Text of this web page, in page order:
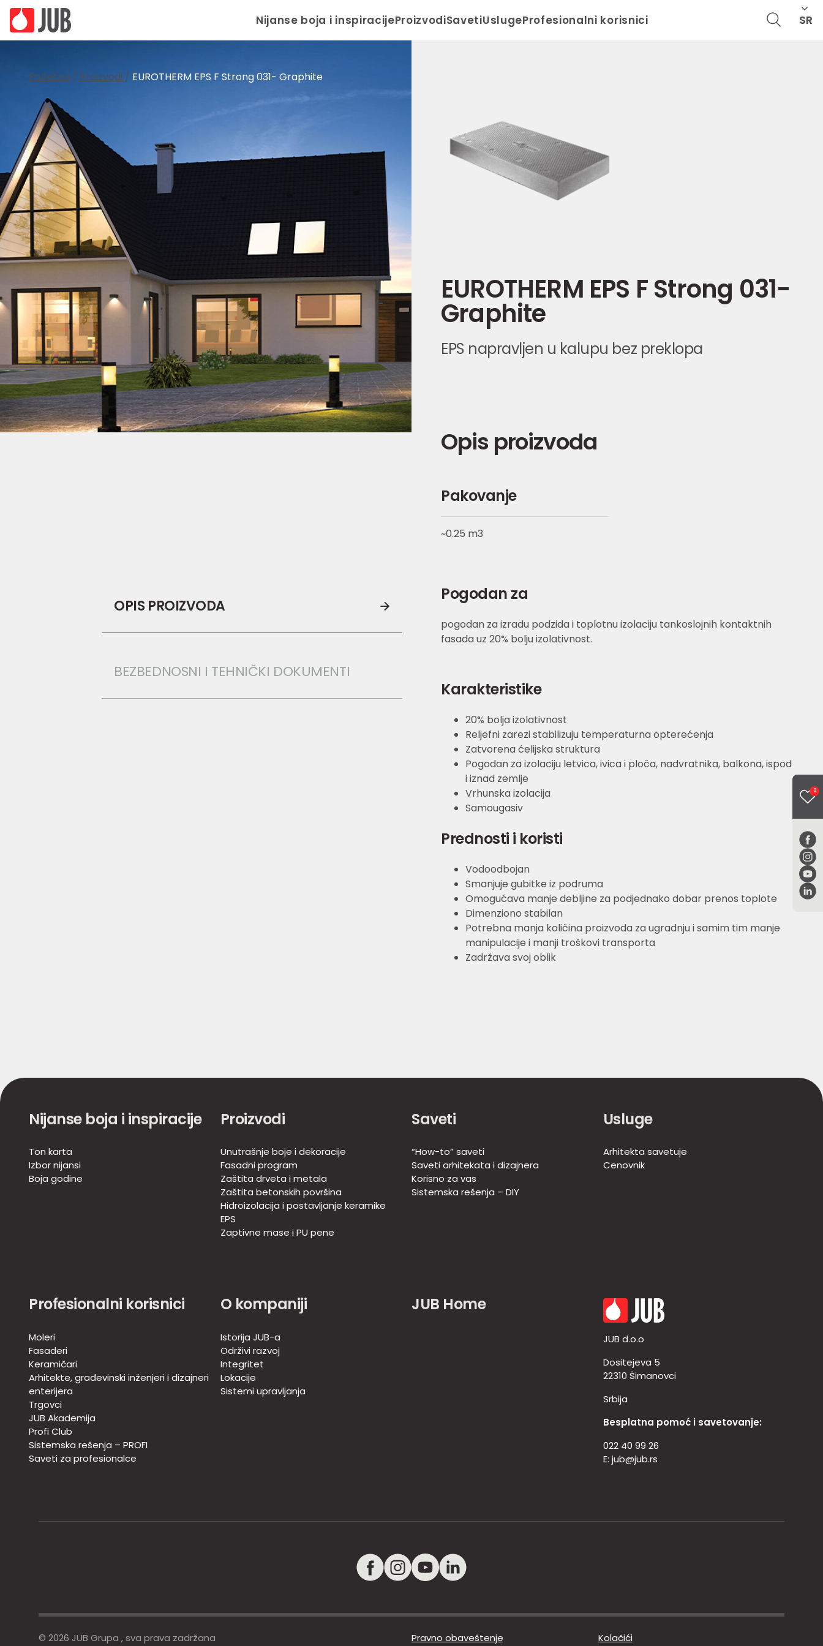
Nijanse boja i inspiracijeProizvodiSavetiUslugeProfesionalni korisnici SR
0
Početna / Proizvodi / EUROTHERM EPS F Strong 031- Graphite
OPIS PROIZVODA
BEZBEDNOSNI I TEHNIČKI DOKUMENTI
EUROTHERM EPS F Strong 031-
Graphite
EPS napravljen u kalupu bez preklopa
Opis proizvoda
Pakovanje
~0.25 m3
Pogodan za
pogodan za izradu podzida i toplotnu izolaciju tankoslojnih kontaktnih
fasada uz 20% bolju izolativnost.
Karakteristike
20% bolja izolativnost
Reljefni zarezi stabilizuju temperaturna opterećenja
Zatvorena ćelijska struktura
Pogodan za izolaciju letvica, ivica i ploča, nadvratnika, balkona, ispod
i iznad zemlje
Vrhunska izolacija
Samougasiv
Prednosti i koristi
Vodoodbojan
Smanjuje gubitke iz podruma
Omogućava manje debljine za podjednako dobar prenos toplote
Dimenziono stabilan
Potrebna manja količina proizvoda za ugradnju i samim tim manje
manipulacije i manji troškovi transporta
Zadržava svoj oblik
Nijanse boja i inspiracije
Ton karta
Izbor nijansi
Boja godine
Proizvodi
Unutrašnje boje i dekoracije
Fasadni program
Zaštita drveta i metala
Zaštita betonskih površina
Hidroizolacija i postavljanje keramike
EPS
Zaptivne mase i PU pene
Saveti
“How-to” saveti
Saveti arhitekata i dizajnera
Korisno za vas
Sistemska rešenja – DIY
Usluge
Arhitekta savetuje
Cenovnik
Profesionalni korisnici
Moleri
Fasaderi
Keramičari
Arhitekte, građevinski inženjeri i dizajneri
enterijera
Trgovci
JUB Akademija
Profi Club
Sistemska rešenja – PROFI
Saveti za profesionalce
O kompaniji
Istorija JUB-a
Održivi razvoj
Integritet
Lokacije
Sistemi upravljanja
JUB Home
JUB d.o.o
Dositejeva 5
22310 Šimanovci
Srbija
Besplatna pomoć i savetovanje:
022 40 99 26
E: jub@jub.rs
© 2026 JUB Grupa , sva prava zadržana Pravno obaveštenje Kolačići